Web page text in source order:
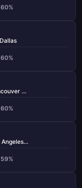
60%
60%
Vancouver Whitecaps
60%
Los Angeles Galaxy
59%